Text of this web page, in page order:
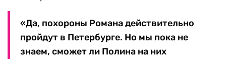
«Да, похороны Романа действительно
пройдут в Петербурге. Но мы пока не
знаем, сможет ли Полина на них